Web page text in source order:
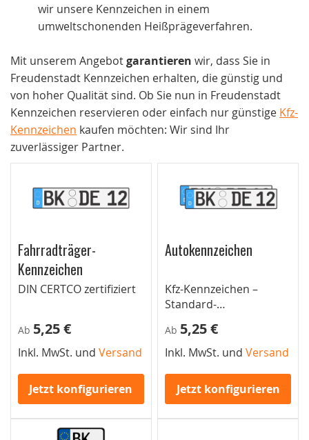
wir unsere Kennzeichen in einem
umweltschonenden Heißprägeverfahren.
Mit unserem Angebotgarantieren wir, dass Sie in
Freudenstadt Kennzeichen erhalten, die günstig und
von hoher Qualität sind. Ob Sie nun in Freudenstadt
Kennzeichen reservieren oder einfach nur günstige Kfz-
Kennzeichen kaufen möchten: Wir sind Ihr
zuverlässiger Partner.
Fahrradträger-
Kennzeichen
DIN CERTCO zertifiziert
Ab 5,25 €
Inkl. MwSt. und Versand
Jetzt konfigurieren
Autokennzeichen
Kfz-Kennzeichen –
Standard-
Pkw
Ab 5,25 €
Inkl. MwSt. undVersand
Jetzt konfigurieren